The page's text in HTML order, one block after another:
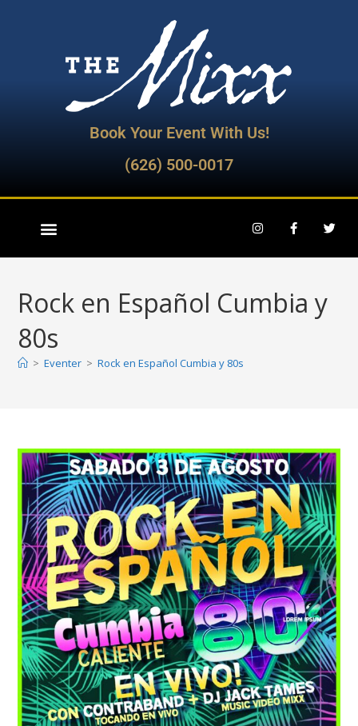
Book Your Event With Us!
(626) 500-0017
Rock en Español Cumbia y
80s
> Eventer > Rock en Español Cumbia y 80s